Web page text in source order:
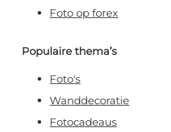
Foto op forex
Populaire thema’s
Foto's
Wanddecoratie
Fotocadeaus